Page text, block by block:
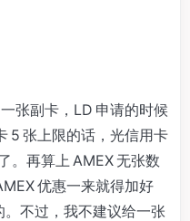
张副卡，LD 申请的时候
5 张上限的话，光信用卡
。再算上 AMEX 无张数
优惠一来就得加好
不过，我不建议给一张